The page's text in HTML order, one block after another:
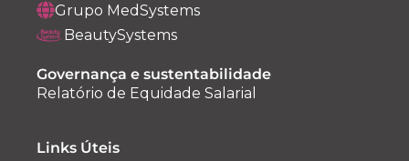
Grupo MedSystems
BeautySystems
Governança e sustentabilidade
Relatório de Equidade Salarial
Links Úteis